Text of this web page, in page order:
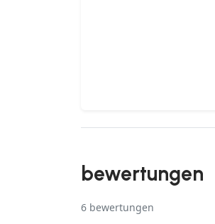
bewertungen
6 bewertungen